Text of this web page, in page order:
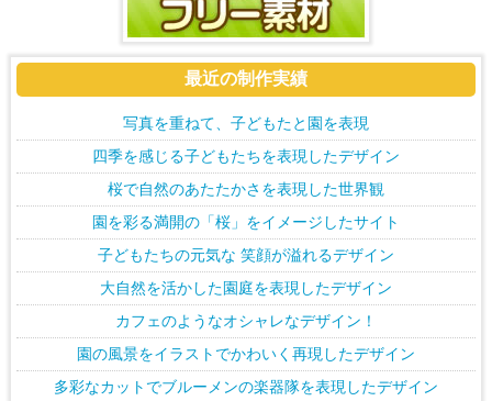
最近の制作実績
写真を重ねて、子どもたと園を表現
四季を感じる子どもたちを表現したデザイン
桜で自然のあたたかさを表現した世界観
園を彩る満開の「桜」をイメージしたサイト
子どもたちの元気な 笑顔が溢れるデザイン
大自然を活かした園庭を表現したデザイン
カフェのようなオシャレなデザイン！
園の風景をイラストでかわいく再現したデザイン
多彩なカットでブルーメンの楽器隊を表現したデザイン